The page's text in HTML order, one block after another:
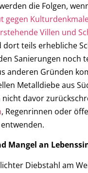
die Folgen,
gegen
Villen und
dort teils erhebliche
Sanierungen noch
anderen Gründen
Metalldiebe aus
nicht davor
, Regenrinnen oder
Mangel an
Diebstahl am